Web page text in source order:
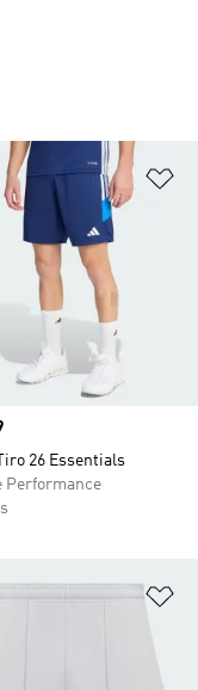
lista de deseos
26 Essentials
Performance